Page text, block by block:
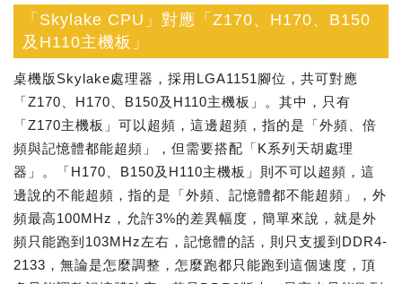
「Skylake CPU」對應「Z170、H170、B150
及H110主機板」
桌機版Skylake處理器，採用LGA1151腳位，共可對應
「Z170、H170、B150及H110主機板」。其中，只有
「Z170主機板」可以超頻，這邊超頻，指的是「外頻、倍
頻與記憶體都能超頻」，但需要搭配「K系列天胡處理
器」。「H170、B150及H110主機板」則不可以超頻，這
邊說的不能超頻，指的是「外頻、記憶體都不能超頻」，外
頻最高100MHz，允許3%的差異幅度，簡單來說，就是外
頻只能跑到103MHz左右，記憶體的話，則只支援到DDR4-
2133，無論是怎麼調整，怎麼跑都只能跑到這個速度，頂